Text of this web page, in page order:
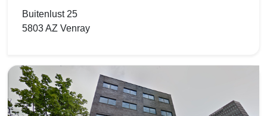
Buitenlust 25
5803 AZ Venray